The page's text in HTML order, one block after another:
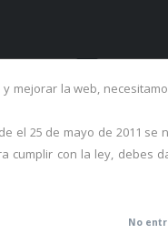
mejorar la web,
el 25 de mayo de 2011 se
cumplir con la ley, debes
No